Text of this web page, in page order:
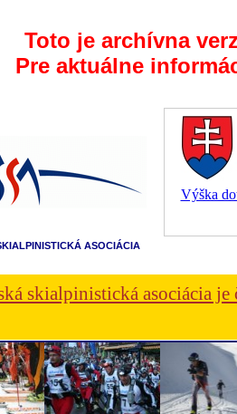
Toto je archívna
Pre aktuálne
Výška
ASOCIÁCIA
skialpinistická asociácia